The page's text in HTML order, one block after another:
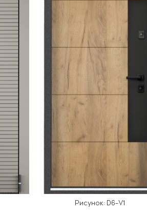
Рисунок: D6-V1